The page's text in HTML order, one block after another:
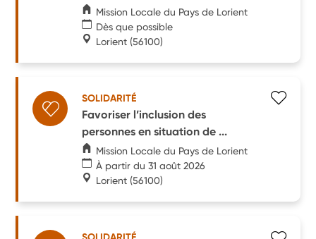
Mission Locale du Pays de Lorient
Dès que possible
Lorient (56100)
SOLIDARITÉ
Favoriser l’inclusion des
personnes en situation de ...
Mission Locale du Pays de Lorient
À partir du 31 août 2026
Lorient (56100)